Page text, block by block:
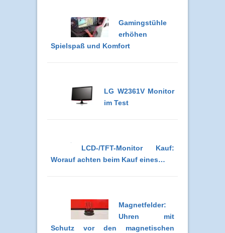
Gamingstühle
erhöhen
Spielspaß und Komfort
LG W2361V Monitor
im Test
LCD-/TFT-Monitor Kauf:
Worauf achten beim Kauf eines…
Magnetfelder:
Uhren mit
Schutz vor den magnetischen